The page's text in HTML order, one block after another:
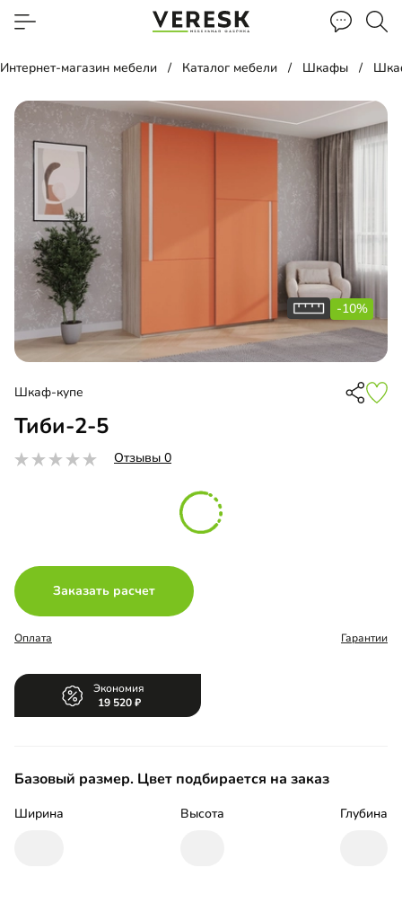
Интернет-магазин мебели Каталог мебели Шкафы
-10%
Шкаф-купе
Тиби-2-5
Отзывы 0
Заказать расчет
Оплата Гарантии
Экономия
19 520
Базовый размер. Цвет подбирается на заказ
Ширина Высота Глубина